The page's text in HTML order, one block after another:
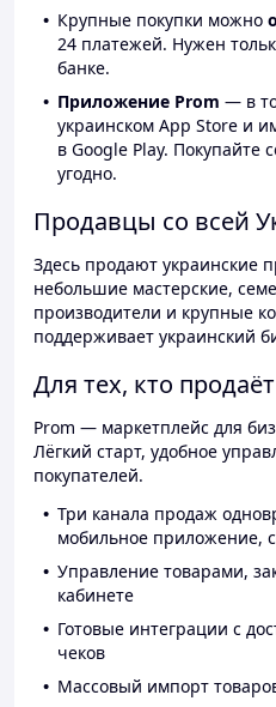
Крупные покупки можно
24 платежей. Нужен
банке.
Приложение Prom — в
украинском App Store и
в Google Play. Покупайте
угодно.
Продавцы со всей
Здесь продают украинские
небольшие мастерские,
производители и крупные
поддерживает украинский
Для тех, кто
Prom — маркетплейс для
Лёгкий старт, удобное
покупателей.
Три канала продаж
мобильное приложение,
Управление товарами,
кабинете
Готовые интеграции с
чеков
Массовый импорт